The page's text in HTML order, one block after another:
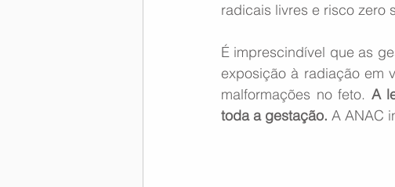
radicais livres e risco zero
É imprescindível que as
exposição à radiação em
malformações no feto. A
toda a gestação. A ANAC